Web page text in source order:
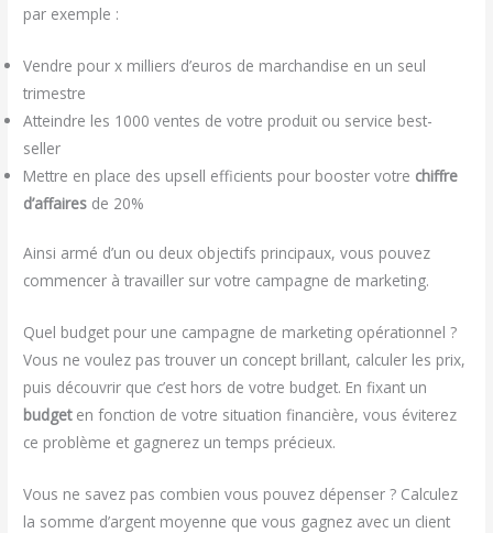
par exemple :
Vendre pour x milliers d’euros de marchandise en un seul
trimestre
Atteindre les 1000 ventes de votre produit ou service best-
seller
Mettre en place des upsell efficients pour booster votre chiffre
d’affaires de 20%
Ainsi armé d’un ou deux objectifs principaux, vous pouvez
commencer à travailler sur votre campagne de marketing.
Quel budget pour une campagne de marketing opérationnel ?
Vous ne voulez pas trouver un concept brillant, calculer les prix,
puis découvrir que c’est hors de votre budget. En fixant un
budgeten fonction de votre situation financière, vous éviterez
ce problème et gagnerez un temps précieux.
Vous ne savez pas combien vous pouvez dépenser ? Calculez
la somme d’argent moyenne que vous gagnez avec un client